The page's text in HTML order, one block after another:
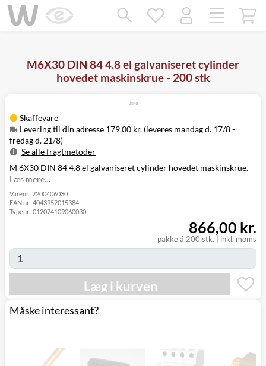
M6X30 DIN 84 4.8 el galvaniseret cylinder
hovedet maskinskrue - 200 stk
Skaffevare
Levering til din adresse 179,00 kr. (leveres mandag d. 17/8 -
fredag d. 21/8)
Se alle fragtmetoder
Metode
Pris
Leveres
Levering til
din adresse
Click&Collect
i Svenstrup
M 6X30 DIN 84 4.8 el galvaniseret cylinder hovedet maskinskrue.
Læs mere…
Varenr.: 2200406030
EAN nr.: 4043952015384
Typenr.: 012074109060030
pakke á 200 stk. inkl. moms
866,00 kr.
Læg i kurven
Måske interessant?
Mangler chatten?
Ret samtykke!